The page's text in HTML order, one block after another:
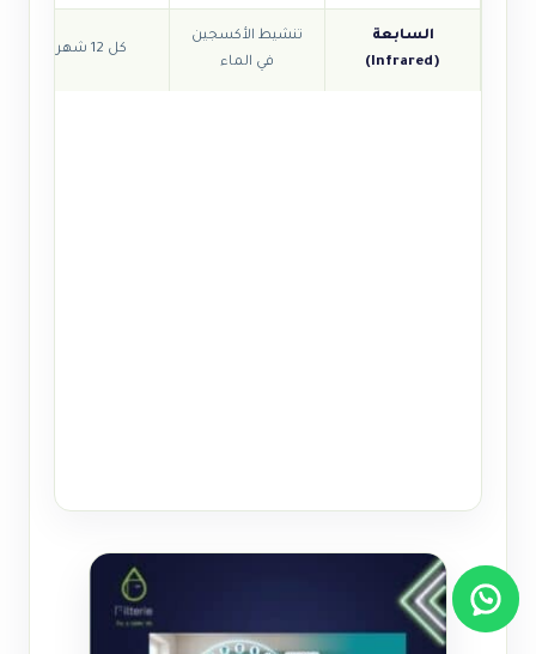
السابعة
(Infrared)
تنشيط الأكسجين
في الماء
كل 12 شهر